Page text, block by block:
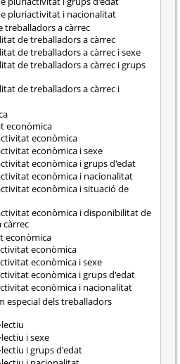
pluriactivitat i nacionalitat
treballadors a càrrec
de treballadors a càrrec
de treballadors a càrrec i sexe
de treballadors a càrrec i grups
de treballadors a càrrec i
econòmica
econòmica
econòmica i sexe
econòmica i grups d'edat
econòmica i nacionalitat
econòmica i situació de
econòmica i disponibilitat de
càrrec
econòmica
econòmica
econòmica i sexe
econòmica i grups d'edat
econòmica i nacionalitat
especial dels treballadors
i sexe
i grups d'edat